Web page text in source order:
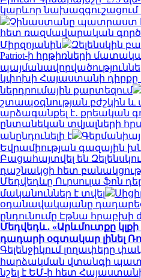
կարևոր նախազգուշացում
Չինաստանը պատրաստ
հետ ռազմավարական
Միրզոյանին
Զելենսկին
Patriot-ի հրթիռների
կփոխի Հայաստանի
ներդրումային քարտեզում
շտապօգնության բժշկին և
արձագանքել է․ քրեական
ընտանեկան տվյալների
անընդունելի է
Եվրամիության գազային
Բացահայտվել են
դաշնակցի հետ
Մեդվեդևը Ուրսուլա ֆոն
մականուններ է տվել
օդանավակայանը
ընդունումը Էթնա
Մեդվեդև․ «Արևմուտքը
դադարի օգտակար լինել
Գելենջիկում լողափերը
հարձակման վտանգի
նշել է ԵՄ-ի հետ